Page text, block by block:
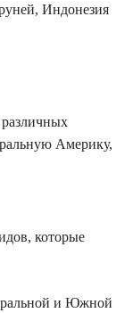
Индонезия
Америку,
которые
и Южной